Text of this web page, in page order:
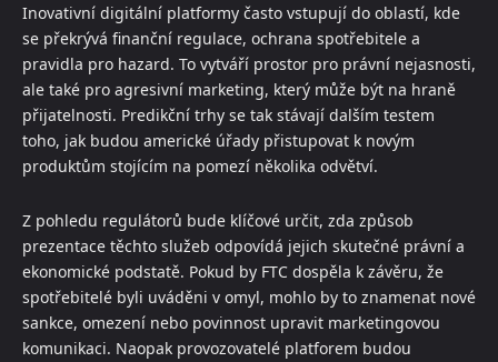
Inovativní digitální platformy často vstupují do oblastí, kde
se překrývá finanční regulace, ochrana spotřebitele a
pravidla pro hazard. To vytváří prostor pro právní nejasnosti,
ale také pro agresivní marketing, který může být na hraně
přijatelnosti. Predikční trhy se tak stávají dalším testem
toho, jak budou americké úřady přistupovat k novým
produktům stojícím na pomezí několika odvětví.
Z pohledu regulátorů bude klíčové určit, zda způsob
prezentace těchto služeb odpovídá jejich skutečné právní a
ekonomické podstatě. Pokud by FTC dospěla k závěru, že
spotřebitelé byli uváděni v omyl, mohlo by to znamenat nové
sankce, omezení nebo povinnost upravit marketingovou
komunikaci. Naopak provozovatelé platforem budou